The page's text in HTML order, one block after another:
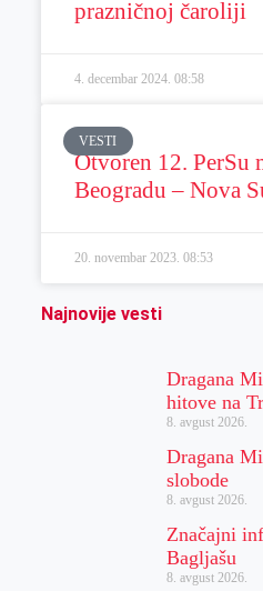
prazničnoj čaroliji
4. decembar 2024. 08:58
VESTI
Otvoren 12. PerSu
Beogradu – Nova
20. novembar 2023. 08:53
Najnovije vesti
Dragana
hitove na
8. avgust 2026.
Dragana
slobode
8. avgust 2026.
Značajni
Bagljašu
8. avgust 2026.